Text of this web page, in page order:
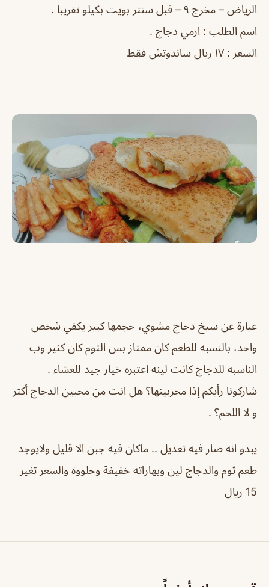
الرياض – مخرج ٩ – قبل سنتر بويت بكيلو تقريبا .
اسم الطلب : ارمي دجاج .
السعر : ١٧ ريال ساندوتش فقط
عبارة عن سيخ دجاج مشوي، حجمها كبير يكفي شخص
واحد، بالنسبه للطعم كان ممتاز بس الثوم كان كثير وب
الناسبه للدجاج كانت لينه اعتبره خيار جيد للعشاء .
شاركونا رأيكم إذا مجربينها؟ هل انت من محبين الدجاج أكثر
و لا اللحم؟ .
يبدو انه صار فيه تعديل .. ماكان فيه جبن الا قليل ولايوجد
طعم ثوم والدجاج لين وبهاراته خفيفة وحلووة والسعر تغير
15 ريال